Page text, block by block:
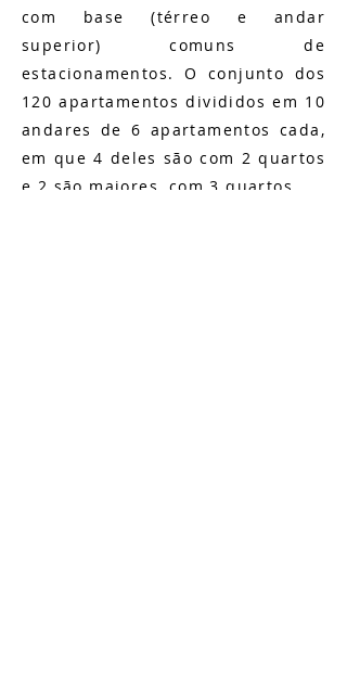
com base (térreo e andar
superior) comuns de
estacionamentos. O conjunto dos
120 apartamentos divididos em 10
andares de 6 apartamentos cada,
em que 4 deles são com 2 quartos
e 2 são maiores, com 3 quartos.